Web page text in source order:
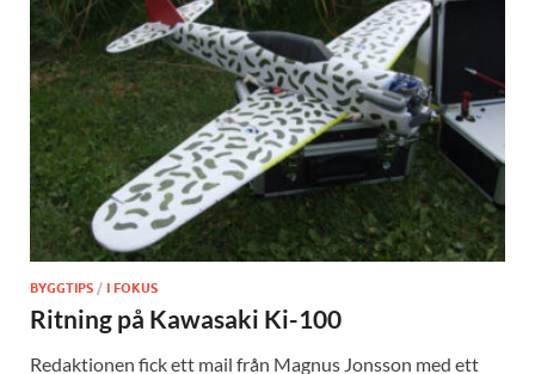
BYGGTIPS / I FOKUS
Ritning på Kawasaki Ki-100
Redaktionen fick ett mail från Magnus Jonsson med ett